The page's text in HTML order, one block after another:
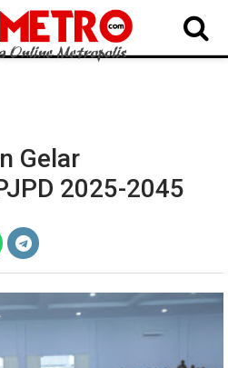
SAMOSIR TAPUT BATUBARA DELISERDANG
Gelar
2025-2045